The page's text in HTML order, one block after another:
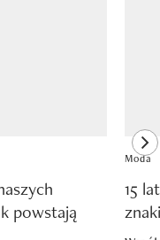
powstają
Moda
15